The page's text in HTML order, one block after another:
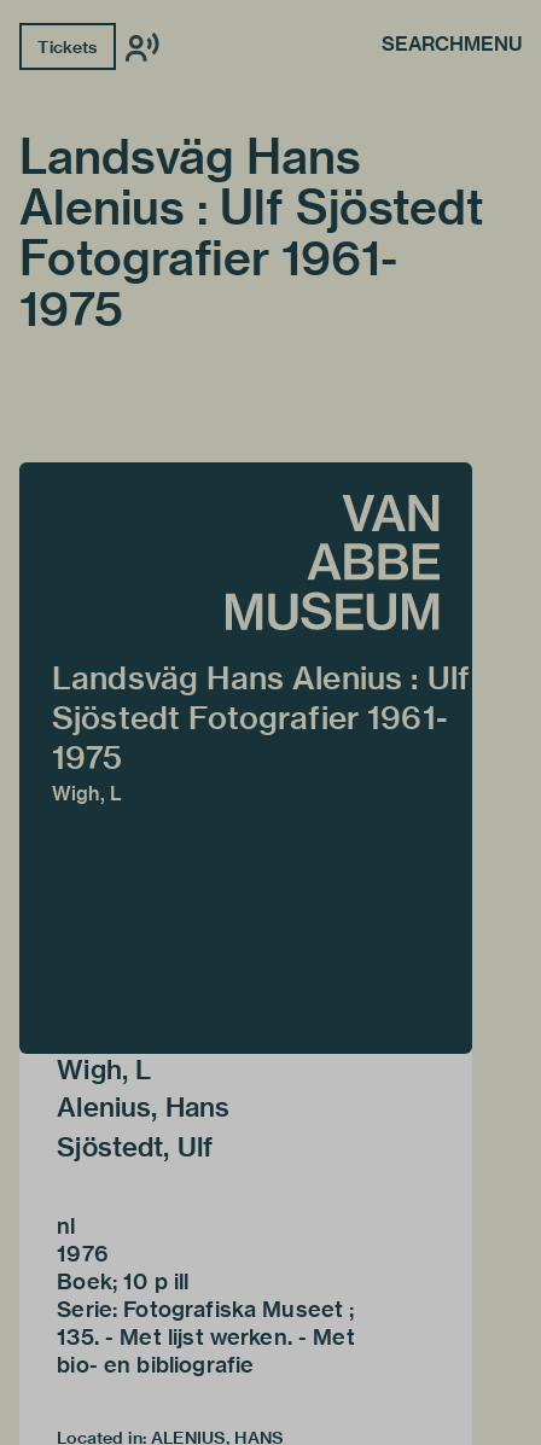
Tickets SEARCHMENU
Landsväg Hans
Alenius : Ulf Sjöstedt
Fotografier 1961-
1975
Landsväg Hans Alenius : Ulf
Sjöstedt Fotografier 1961-
1975
Wigh, L
Wigh, L
Alenius, Hans
Sjöstedt, Ulf
nl
1976
Boek; 10 p ill
Serie: Fotografiska Museet ;
135. - Met lijst werken. - Met
bio- en bibliografie
Located in: ALENIUS, HANS